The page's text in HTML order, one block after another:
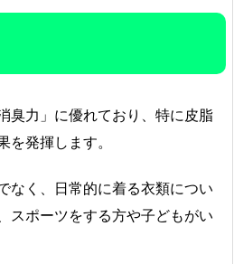
臭力」に優れており、特に皮脂
発揮します。
なく、日常的に着る衣類につい
スポーツをする方や子どもがい